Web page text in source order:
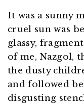
It was a sunny
cruel sun was
glassy,
of me, Nazgol,
the dusty
and followed
disgusting